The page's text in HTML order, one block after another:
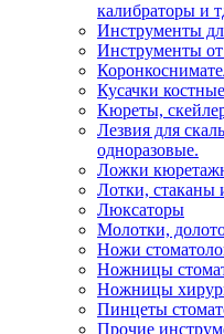
калибраторы и
Инструменты
Инструменты
Кусачки
Кюреты,
Лезвия для
одноразовые.
Ложки
Лотки, стаканы
Люксаторы
Молотки,
Ножи
Ножницы
Ножницы
Пинцеты
Прочие